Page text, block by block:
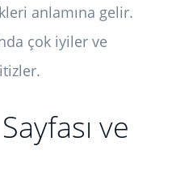
anlamına gelir.
çok iyiler ve
ve